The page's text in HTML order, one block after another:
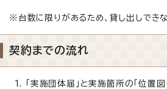
※台数に限りがあるため、貸し出しでき
契約までの流れ
「実施団体届」と実施箇所の「位置図